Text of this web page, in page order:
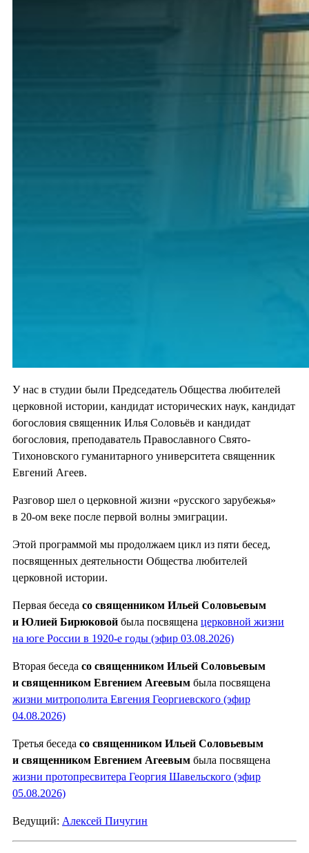
У нас в студии были Председатель Общества любителей
церковной истории, кандидат исторических наук, кандидат
богословия священник Илья Соловьёв и кандидат
богословия, преподаватель Православного Свято-
Тихоновского гуманитарного университета священник
Евгений Агеев.
Разговор шел о церковной жизни «русского зарубежья»
в 20-ом веке после первой волны эмиграции.
Этой программой мы продолжаем цикл из пяти бесед,
посвященных деятельности Общества любителей
церковной истории.
Первая беседа со священником Ильей Соловьевым
и Юлией Бирюковой была посвящена церковной жизни
на юге России в 1920-е годы (эфир 03.08.2026)
Вторая беседа со священником Ильей Соловьевым
и священником Евгением Агеевым была посвящена
жизни митрополита Евгения Георгиевского (эфир
04.08.2026)
Третья беседа со священником Ильей Соловьевым
и священником Евгением Агеевым была посвящена
жизни протопресвитера Георгия Шавельского (эфир
05.08.2026)
Ведущий: Алексей Пичугин